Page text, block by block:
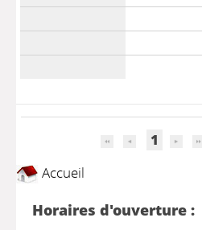
1
Accueil
Horaires d'ouverture :